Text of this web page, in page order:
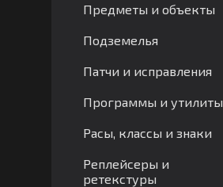
Предметы и объекты
Подземелья
Патчи и исправления
Программы и утилиты
Расы, классы и знаки
Реплейсеры и
ретекстуры